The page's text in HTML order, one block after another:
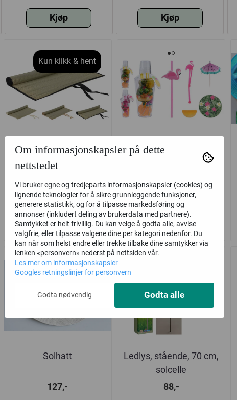
Kjøp Kjøp
Kun klikk & hent
Strandmatte 60x180cm
Kjøp
Cocktail shaker
9,5x25cm m. dekor,
147,-
Kjøp
Solhatt
127,-
Ledlys, stående, 70 cm,
solcelle
88,-
Om informasjonskapsler på dette
nettstedet
Vi bruker egne og tredjeparts informasjonskapsler (cookies) og
lignende teknologier for å sikre grunnleggende funksjoner,
generere statistikk, og for å tilpasse markedsføring og
annonser (inkludert deling av brukerdata med partnere).
Samtykket er helt frivillig. Du kan velge å godta alle, avvise
valgfrie, eller tilpasse valgene dine per kategori nedenfor. Du
kan når som helst endre eller trekke tilbake dine samtykker via
lenken «personvern» nederst på nettsiden vår.
Les mer om informasjonskapsler
Googles retningslinjer for personvern
Godta nødvendig Godta alle